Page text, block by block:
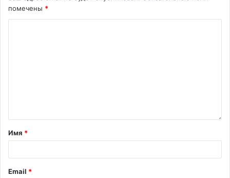
помечены *
Имя *
Email *